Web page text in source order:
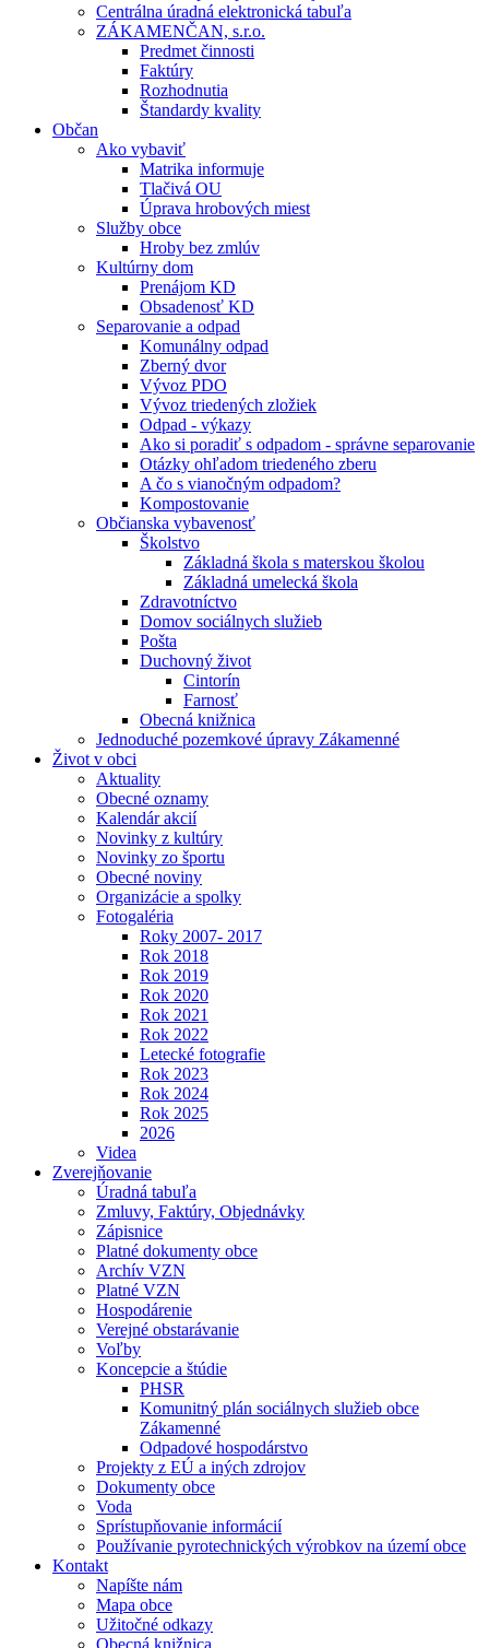
Centrálna úradná elektronická tabuľa
ZÁKAMENČAN, s.r.o.
Predmet činnosti
Faktúry
Rozhodnutia
Štandardy kvality
Občan
Ako vybaviť
Matrika informuje
Tlačivá OU
Úprava hrobových miest
Služby obce
Hroby bez zmlúv
Kultúrny dom
Prenájom KD
Obsadenosť KD
Separovanie a odpad
Komunálny odpad
Zberný dvor
Vývoz PDO
Vývoz triedených zložiek
Odpad - výkazy
Ako si poradiť s odpadom - správne separovanie
Otázky ohľadom triedeného zberu
A čo s vianočným odpadom?
Kompostovanie
Občianska vybavenosť
Školstvo
Základná škola s materskou školou
Základná umelecká škola
Zdravotníctvo
Domov sociálnych služieb
Pošta
Duchovný život
Cintorín
Farnosť
Obecná knižnica
Jednoduché pozemkové úpravy Zákamenné
Život v obci
Aktuality
Obecné oznamy
Kalendár akcií
Novinky z kultúry
Novinky zo športu
Obecné noviny
Organizácie a spolky
Fotogaléria
Roky 2007- 2017
Rok 2018
Rok 2019
Rok 2020
Rok 2021
Rok 2022
Letecké fotografie
Rok 2023
Rok 2024
Rok 2025
2026
Videa
Zverejňovanie
Úradná tabuľa
Zmluvy, Faktúry, Objednávky
Zápisnice
Platné dokumenty obce
Archív VZN
Platné VZN
Hospodárenie
Verejné obstarávanie
Voľby
Koncepcie a štúdie
PHSR
Komunitný plán sociálnych služieb obce
Zákamenné
Odpadové hospodárstvo
Projekty z EÚ a iných zdrojov
Dokumenty obce
Voda
Sprístupňovanie informácií
Používanie pyrotechnických výrobkov na území obce
Kontakt
Napíšte nám
Mapa obce
Užitočné odkazy
Obecná knižnica